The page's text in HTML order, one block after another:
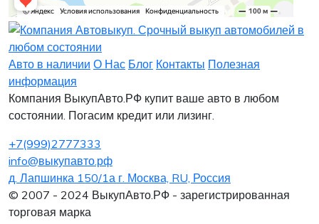
Заявка на лизинг
Я согласенна обработку персональных данных
Заявка на комиссию
Заявка на кредит
Я согласенна обработку персональных данных
Заявка на выкуп
Заполните, пожалуйста, форму.
Хочу заказать автомобиль
Заполните, пожалуйста, форму.
Оставить заявку
Авто в наличии О Нас Блог Контакты Полезная
информация
Компания ВыкупАвто.РФ купит ваше авто в любом
состоянии. Погасим кредит или лизинг.
+7(999)2777333
info@выкупавто.рф
д. Лапшинка 150/1а г. Москва, RU, Россия
© 2007 - 2024 ВыкупАвто.РФ - зарегистрированная
торговая марка